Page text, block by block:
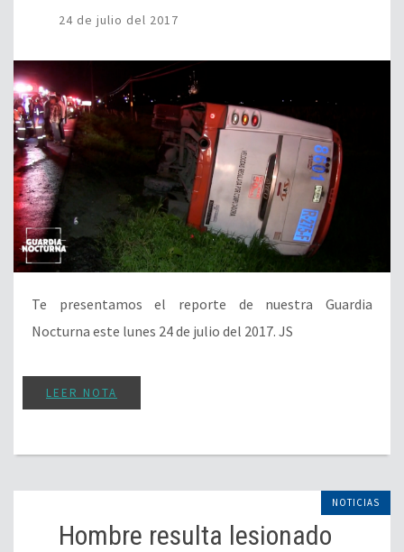
24 de julio del 2017
Te presentamos el reporte de nuestra Guardia
Nocturna este lunes 24 de julio del 2017. JS
LEER NOTA
NOTICIAS
Hombre resulta lesionado